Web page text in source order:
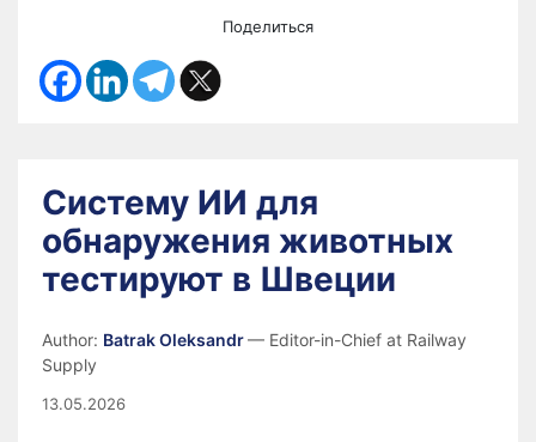
Поделиться
Систему ИИ для
обнаружения животных
тестируют в Швеции
Author: Batrak Oleksandr— Editor-in-Chief at Railway
Supply
13.05.2026